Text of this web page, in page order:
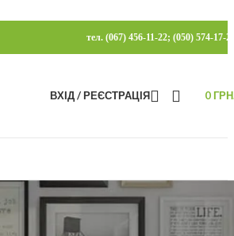
тел. (067) 456-11-22; (050) 574-17-
ВХІД / РЕЄСТРАЦІЯ 0